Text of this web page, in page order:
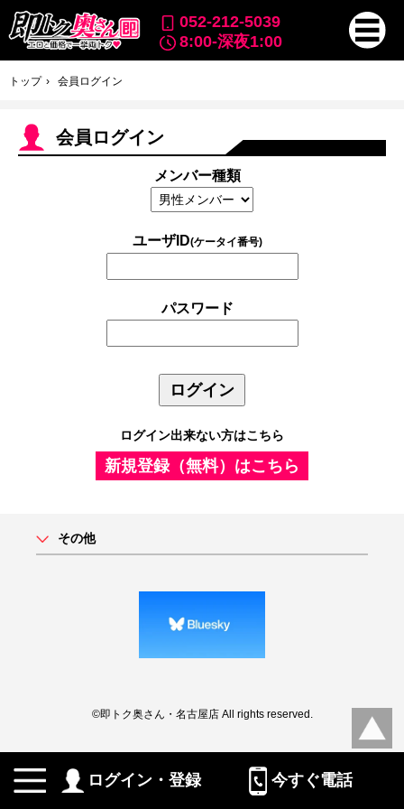
052-212-5039
8:00-深夜1:00
トップ 会員ログイン
会員ログイン
メンバー種類
ユーザID(ケータイ番号)
パスワード
ログイン出来ない方はこちら
新規登録（無料）はこちら
その他
©即トク奥さん・名古屋店 All rights reserved.
ログイン・登録 今すぐ電話